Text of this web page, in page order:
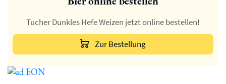
Tucher Dunkles Hefe Weizen jetzt online bestellen!
Zur Bestellung